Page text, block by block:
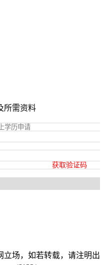
所需资料
获取验证码
立场，如若转载，请注明出